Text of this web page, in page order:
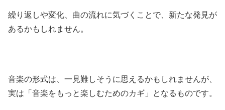
繰り返しや変化、曲の流れに気づくことで、新たな発見が
あるかもしれません。
音楽の形式は、一見難しそうに思えるかもしれませんが、
実は「音楽をもっと楽しむためのカギ」となるものです。